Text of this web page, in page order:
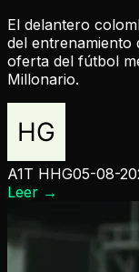
El delantero
del entrenamiento
oferta del fútbol
Millonario.
A1T HHG05-08-
Leer →